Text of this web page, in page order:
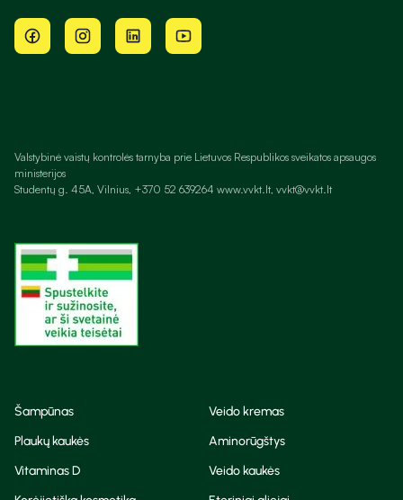
Valstybinė vaistų kontrolės tarnyba prie Lietuvos Respublikos sveikatos apsaugos
ministerijos
Studentų g. 45A, Vilnius, +370 52 639264 www.vvkt.lt, vvkt@vvkt.lt
Šampūnas
Veido kremas
Plaukų kaukės
Aminorūgštys
Vitaminas D
Veido kaukės